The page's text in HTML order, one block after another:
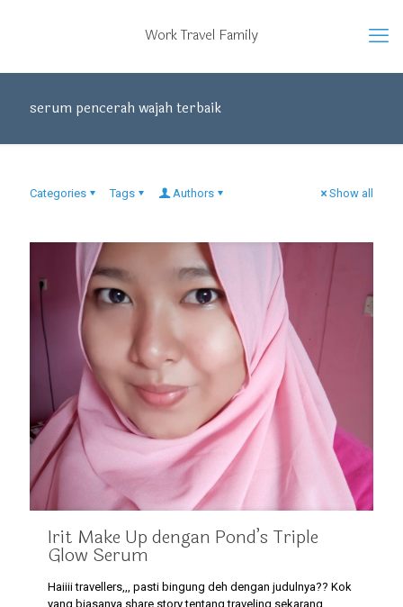
Work Travel Family
serum pencerah wajah terbaik
Categories Tags Authors Show all
Irit Make Up dengan Pond’s Triple
Glow Serum
Haiiii travellers,,, pasti bingung deh dengan judulnya?? Kok
yang biasanya share story tentang traveling sekarang